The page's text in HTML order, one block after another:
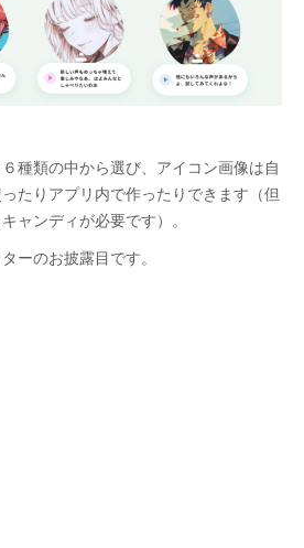
種類の中から選び、アイコン画像は自
たりアプリ内で作ったりできます（但
ャンディが必要です）。
ーのお披露目です。